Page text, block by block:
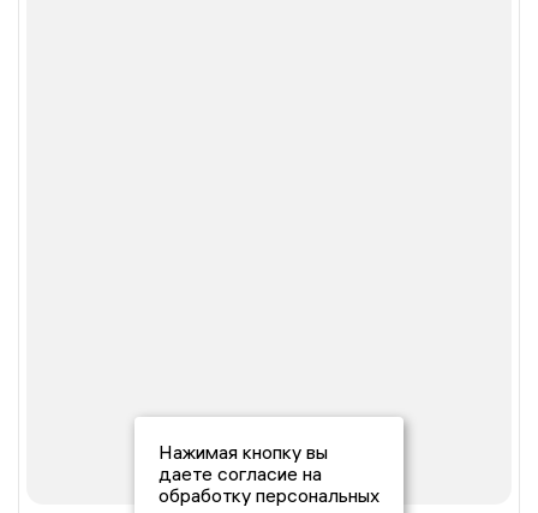
Нажимая кнопку вы
даете согласие на
обработку персональных